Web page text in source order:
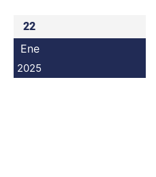
22
Ene
2025